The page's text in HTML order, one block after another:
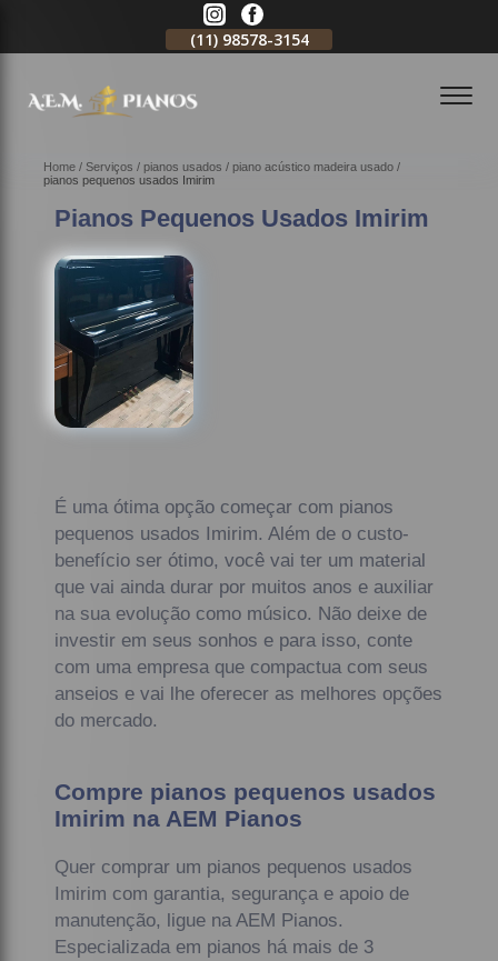
(11) 98578-3154
Home Serviços pianos usados
piano acústico madeira usado
pianos pequenos usados Imirim
Pianos Pequenos Usados Imirim
É uma ótima opção começar com pianos
pequenos usados Imirim. Além de o custo-
benefício ser ótimo, você vai ter um material
que vai ainda durar por muitos anos e auxiliar
na sua evolução como músico. Não deixe de
investir em seus sonhos e para isso, conte
com uma empresa que compactua com seus
anseios e vai lhe oferecer as melhores opções
do mercado.
Compre pianos pequenos usados
Imirim na AEM Pianos
Quer comprar um pianos pequenos usados
Imirim com garantia, segurança e apoio de
manutenção, ligue na AEM Pianos.
Especializada em pianos há mais de 3